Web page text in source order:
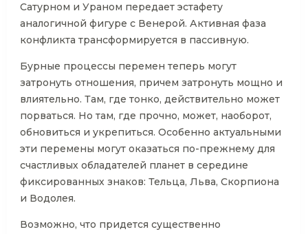
Сатурном и Ураном передает эстафету
аналогичной фигуре с Венерой. Активная фаза
конфликта трансформируется в пассивную.
Бурные процессы перемен теперь могут
затронуть отношения, причем затронуть мощно и
влиятельно. Там, где тонко, действительно может
порваться. Но там, где прочно, может, наоборот,
обновиться и укрепиться. Особенно актуальными
эти перемены могут оказаться по-прежнему для
счастливых обладателей планет в середине
фиксированных знаков: Тельца, Льва, Скорпиона
и Водолея.
Возможно, что придется существенно